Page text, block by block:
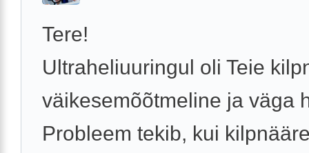
Tere!
Ultraheliuuringul oli Teie
väikesemõõtmeline ja väga
Probleem tekib, kui